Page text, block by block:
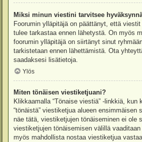
Miksi minun viestini tarvitsee
Foorumin ylläpitäjä on päättänyt, että
tulee tarkastaa ennen lähetystä. On myös
foorumin ylläpitäjä on siirtänyt sinut
tarkistetaan ennen lähettämistä. Ota
saadaksesi lisätietoja.
Ylös
Miten tönäisen viestiketjuani?
Klikkaamalla “Tönaise viestiä” -linkkiä, kun
“tönäistä” viestiketjua alueen ensimmäisen
näe tätä, viestiketjujen tönäiseminen ei ole
viestiketjujen tönäisemisen välillä
myös mahdollista nostaa viestiketjua